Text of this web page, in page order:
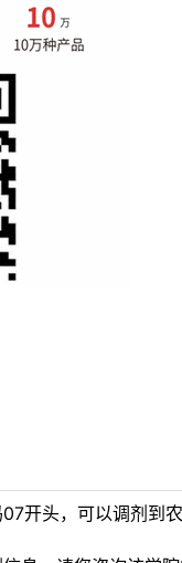
开头，可以调剂到